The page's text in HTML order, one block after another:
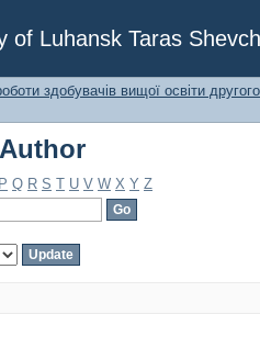
of Luhansk Taras
здобувачів вищої освіти
P Q R S T U V W X Y Z